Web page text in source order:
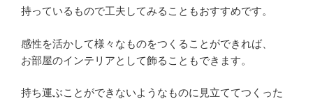
持っているもので工夫してみることもおすすめです。
感性を活かして様々なものをつくることができれば、
お部屋のインテリアとして飾ることもできます。
持ち運ぶことができないようなものに見立ててつくった